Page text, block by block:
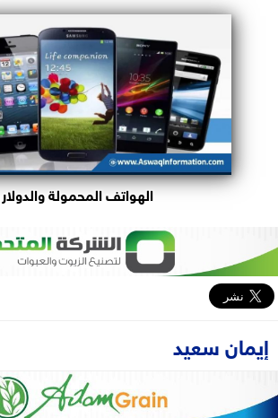
الهواتف المحمولة والدولار
إيمان سعيد